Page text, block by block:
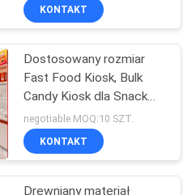
KONTAKT
Dostosowany rozmiar
Fast Food Kiosk, Bulk
Candy Kiosk dla Snack
Store / Candy Shop
negotiable MOQ:10 SZT.
KONTAKT
Drewniany materiał